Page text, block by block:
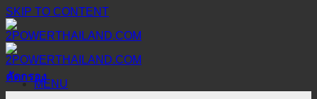
SKIP TO CONTENT
MENU
คัดกรอง